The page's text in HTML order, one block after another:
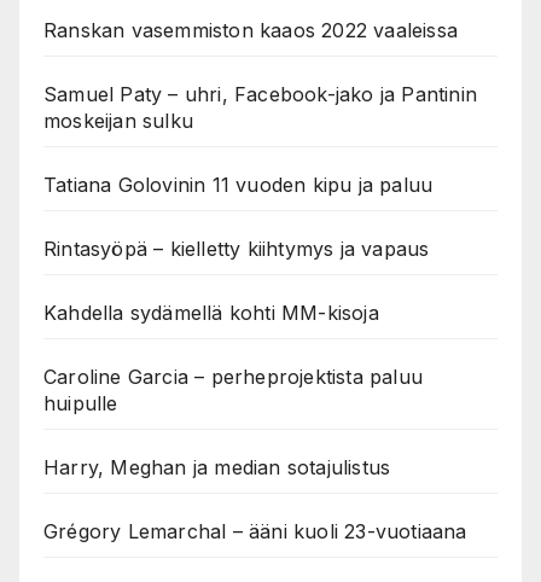
Ranskan vasemmiston kaaos 2022 vaaleissa
Samuel Paty – uhri, Facebook-jako ja Pantinin
moskeijan sulku
Tatiana Golovinin 11 vuoden kipu ja paluu
Rintasyöpä – kielletty kiihtymys ja vapaus
Kahdella sydämellä kohti MM-kisoja
Caroline Garcia – perheprojektista paluu
huipulle
Harry, Meghan ja median sotajulistus
Grégory Lemarchal – ääni kuoli 23-vuotiaana